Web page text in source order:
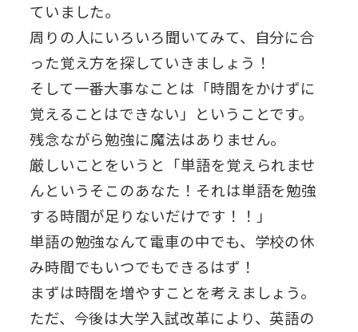
ていました。
周りの人にいろいろ聞いてみて、自分に合
った覚え方を探していきましょう！
そして一番大事なことは「時間をかけずに
覚えることはできない」ということです。
残念ながら勉強に魔法はありません。
厳しいことをいうと「単語を覚えられませ
んというそこのあなた！それは単語を勉強
する時間が足りないだけです！！」
単語の勉強なんて電車の中でも、学校の休
み時間でもいつでもできるはず！
まずは時間を増やすことを考えましょう。
ただ、今後は大学入試改革により、英語の